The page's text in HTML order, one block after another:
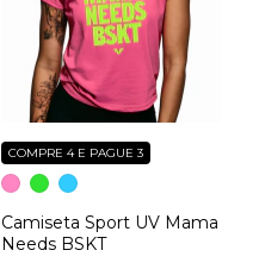
Camiseta Sport UV Mama
Needs BSKT
COMPRE 4 E PAGUE 3